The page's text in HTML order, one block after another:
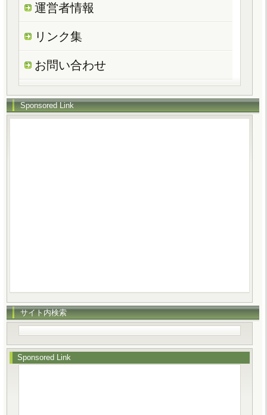
運営者情報
リンク集
お問い合わせ
Sponsored Link
サイト内検索
Sponsored Link